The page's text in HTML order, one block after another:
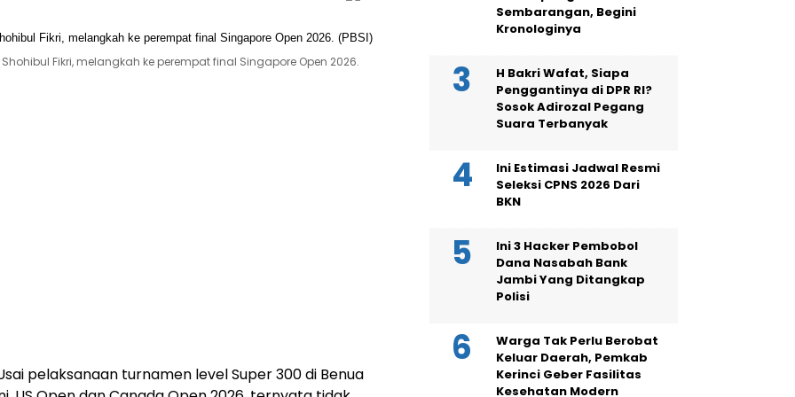
Fikri, melangkah ke perempat final Singapore Open 2026.
pelaksanaan turnamen level Super 300 di Benua
Sembarangan, Begini
Kronologinya
H Bakri Wafat, Siapa
Penggantinya di DPR RI?
Sosok Adirozal Pegang
Suara Terbanyak
Ini Estimasi Jadwal Resmi
Seleksi CPNS 2026 Dari
BKN
Ini 3 Hacker Pembobol
Dana Nasabah Bank
Jambi Yang Ditangkap
Polisi
Warga Tak Perlu Berobat
Keluar Daerah, Pemkab
Kerinci Geber Fasilitas
Kesehatan Modern